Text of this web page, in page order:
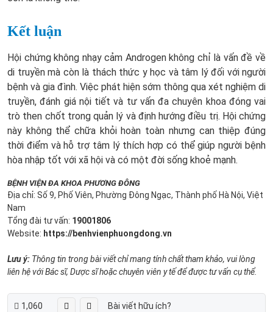
Kết luận
Hội chứng không nhạy cảm Androgen không chỉ là vấn đề về
di truyền mà còn là thách thức y học và tâm lý đối với người
bệnh và gia đình. Việc phát hiện sớm thông qua xét nghiệm di
truyền, đánh giá nội tiết và tư vấn đa chuyên khoa đóng vai
trò then chốt trong quản lý và định hướng điều trị. Hội chứng
này không thể chữa khỏi hoàn toàn nhưng can thiệp đúng
thời điểm và hỗ trợ tâm lý thích hợp có thể giúp người bệnh
hòa nhập tốt với xã hội và có một đời sống khoẻ mạnh.
BỆNH VIỆN ĐA KHOA PHƯƠNG ĐÔNG
Địa chỉ: Số 9, Phố Viên, Phường Đông Ngạc, Thành phố Hà Nội, Việt
Nam
Tổng đài tư vấn: 19001806
Website: https://benhvienphuongdong.vn
Lưu ý: Thông tin trong bài viết chỉ mang tính chất tham khảo, vui lòng
liên hệ với Bác sĩ, Dược sĩ hoặc chuyên viên y tế để được tư vấn cụ thể.
1,060 Bài viết hữu ích?